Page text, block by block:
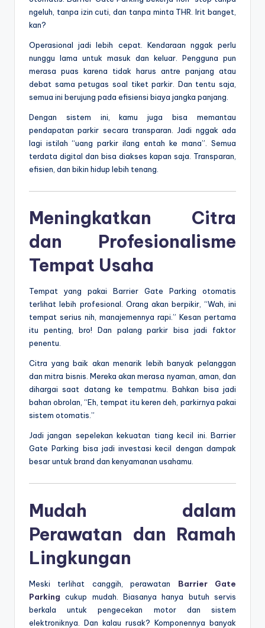
ngeluh, tanpa izin cuti, dan tanpa minta THR. Irit banget,
kan?
Operasional jadi lebih cepat. Kendaraan nggak perlu
nunggu lama untuk masuk dan keluar. Pengguna pun
merasa puas karena tidak harus antre panjang atau
debat sama petugas soal tiket parkir. Dan tentu saja,
semua ini berujung pada efisiensi biaya jangka panjang.
Dengan sistem ini, kamu juga bisa memantau
pendapatan parkir secara transparan. Jadi nggak ada
lagi istilah “uang parkir ilang entah ke mana”. Semua
terdata digital dan bisa diakses kapan saja. Transparan,
efisien, dan bikin hidup lebih tenang.
Meningkatkan Citra
dan Profesionalisme
Tempat Usaha
Tempat yang pakai Barrier Gate Parking otomatis
terlihat lebih profesional. Orang akan berpikir, “Wah, ini
tempat serius nih, manajemennya rapi.” Kesan pertama
itu penting, bro! Dan palang parkir bisa jadi faktor
penentu.
Citra yang baik akan menarik lebih banyak pelanggan
dan mitra bisnis. Mereka akan merasa nyaman, aman, dan
dihargai saat datang ke tempatmu. Bahkan bisa jadi
bahan obrolan, “Eh, tempat itu keren deh, parkirnya pakai
sistem otomatis.”
Jadi jangan sepelekan kekuatan tiang kecil ini. Barrier
Gate Parking bisa jadi investasi kecil dengan dampak
besar untuk brand dan kenyamanan usahamu.
Mudah dalam
Perawatan dan Ramah
Lingkungan
Meski terlihat canggih, perawatan Barrier Gate
Parking cukup mudah. Biasanya hanya butuh servis
berkala untuk pengecekan motor dan sistem
elektroniknya. Dan kalau rusak? Komponennya banyak